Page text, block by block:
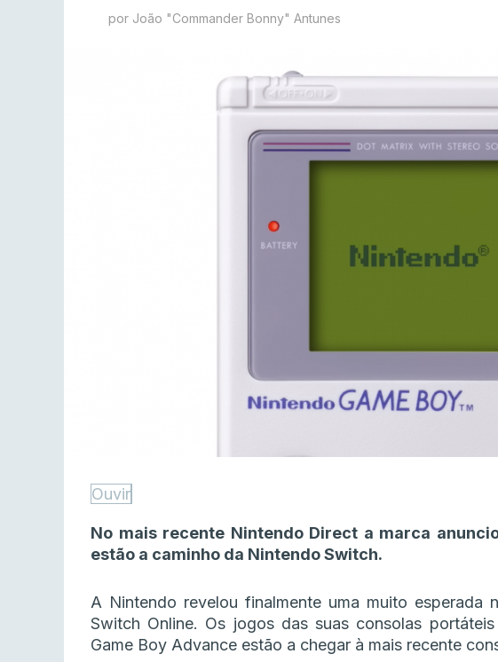
por João "Commander Bonny" Antunes
Ouvir
No mais recente Nintendo Direct a marca
estão a caminho da Nintendo Switch.
A Nintendo revelou finalmente uma muito esperada
Switch Online. Os jogos das suas consolas
Game Boy Advance estão a chegar à mais recente